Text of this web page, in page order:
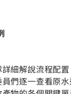
細解說流程配
們逐一查看原